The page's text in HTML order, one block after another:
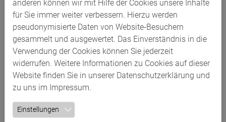
Kurzbeschreibung
Loady ist die erste Datendrehscheibe für die gemeinsame
Nutzung von Ladeanforderungen in der Supply Chain
Logistik. Das Mannheimer Startup wurde 2023 aus der
Chemiebranche heraus gegründet, um eine langjährige
Bruchstelle in der digitalen Zusammenarbeit zu beheben
und reibungslose erste und letzte Meilen bei
Industrietransporten sicherzustellen.
anderen können wir mit Hilfe der Cookies unsere Inhalte
für Sie immer weiter verbessern. Hierzu werden
pseudonymisierte Daten von Website-Besuchern
gesammelt und ausgewertet. Das Einverständnis in die
Verwendung der Cookies können Sie jederzeit
widerrufen. Weitere Informationen zu Cookies auf dieser
Website finden Sie in unserer Datenschutzerklärung und
zu uns im Impressum.
Einstellungen